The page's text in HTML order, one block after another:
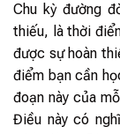
Chu kỳ đường
thiếu, là thời
được sự hoàn
điểm bạn cần
đoạn này của
Điều này có